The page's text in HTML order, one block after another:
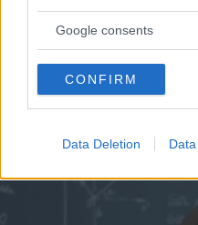
not limited to your visit or
use your data for below
consent section.
Google consents
CONFIRM
Data Deletion
Articolia tema